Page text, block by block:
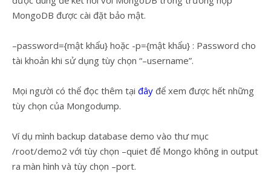
MongoDB được cài đặt bảo mật.
–password={mật khẩu} hoặc -p={mật khẩu} : Password cho
tài khoản khi sử dụng tùy chọn “–username”.
Mọi người có thể đọc thêm tại đây để xem được hết những
tùy chọn của Mongodump.
Ví dụ mình backup database demo vào thư mục
/root/demo2 với tùy chọn –quiet để Mongo không in output
ra màn hình và tùy chọn –port.